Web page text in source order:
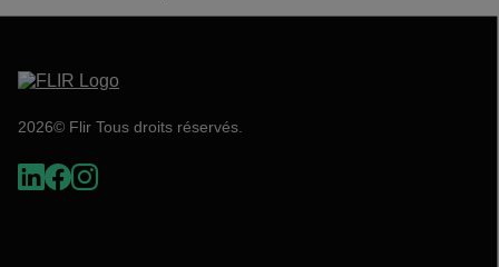
2026© Flir Tous droits réservés.